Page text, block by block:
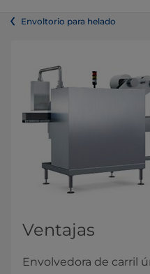
Envoltorio para helado
Ventajas
Envolvedora de carril